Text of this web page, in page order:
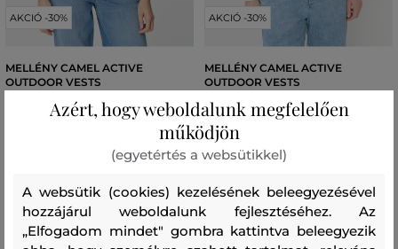
AKCIÓ -30%
MELLÉNY CAMEL ACTIVE
OUTDOOR VESTS
38 990 Ft
27 290 Ft
AKCIÓ -30%
MELLÉNY CAMEL ACTIVE
OUTDOOR VESTS
48 990 Ft
Elérhető méretek:
34, 36, 38, 40, 42 +2 további
Azért, hogy weboldalunk megfelelően
működjön
(egyetértés a websütikkel)
A websütik (cookies) kezelésének beleegyezésével
hozzájárul weboldalunk fejlesztéséhez. Az
„Elfogadom mindet" gombra kattintva beleegyezik